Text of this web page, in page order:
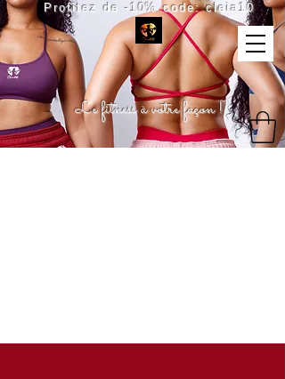
Profitez de -10% code: cleia10
Le fitness à votre façon !